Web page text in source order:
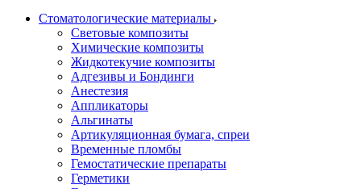
Стоматологические материалы
Световые композиты
Химические композиты
Жидкотекучие композиты
Адгезивы и Бондинги
Анестезия
Аппликаторы
Альгинаты
Артикуляционная бумага, спреи
Временные пломбы
Гемостатические препараты
Герметики